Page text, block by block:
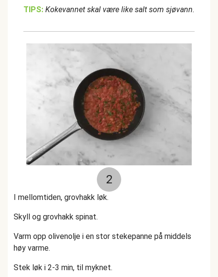
TIPS: Kokevannet skal være like salt som sjøvann.
2
I mellomtiden, grovhakk løk.
Skyll og grovhakk spinat.
Varm opp olivenolje i en stor stekepanne på middels
høy varme.
Stek løk i 2-3 min, til myknet.